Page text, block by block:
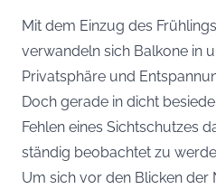
Mit dem Einzug des
verwandeln sich Balkone in
Privatsphäre und
Doch gerade in dicht
Fehlen eines Sichtschutzes
ständig beobachtet zu
Um sich vor den Blicken der